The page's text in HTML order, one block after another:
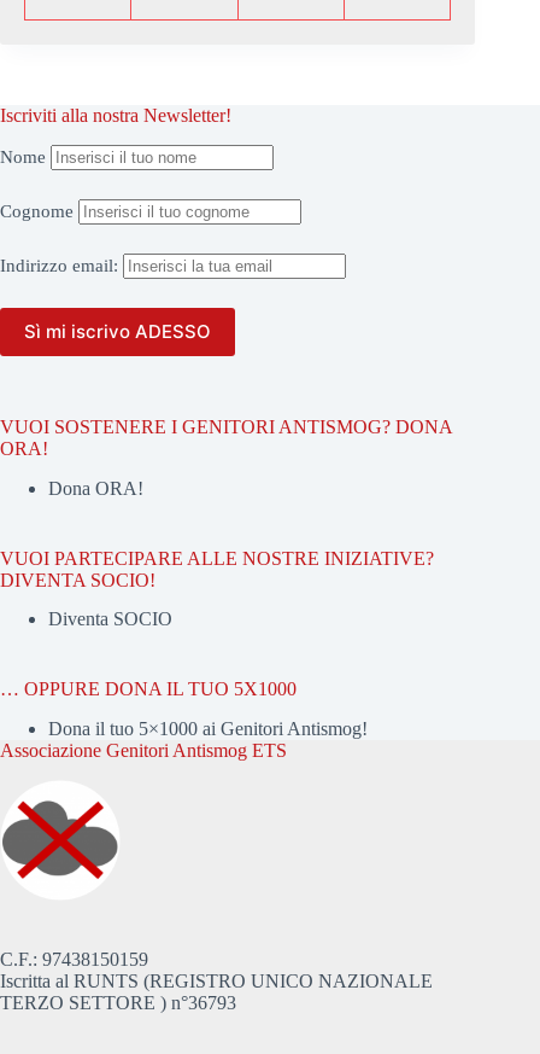
Iscriviti alla nostra Newsletter!
Nome
Cognome
Indirizzo email:
VUOI SOSTENERE I GENITORI ANTISMOG? DONA
ORA!
Dona ORA!
VUOI PARTECIPARE ALLE NOSTRE INIZIATIVE?
DIVENTA SOCIO!
Diventa SOCIO
… OPPURE DONA IL TUO 5X1000
Dona il tuo 5×1000 ai Genitori Antismog!
Associazione Genitori Antismog ETS
C.F.: 97438150159
Iscritta al RUNTS (REGISTRO UNICO NAZIONALE
TERZO SETTORE ) n°36793